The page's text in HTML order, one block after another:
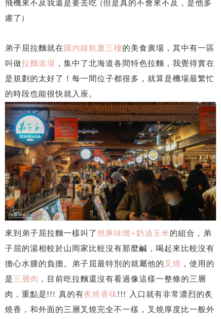
飛機來不及我還是要去吃 (但是真的不會來不及，是他多
慮了)
弟子屈拉麵就在國內線航廈三樓的美食廣場，其中有一區
叫做拉麵道場 ，集中了北海道各間特色拉麵，我覺得實在
是規劃的太好了！每一間位子都很多，就算是機場最繁忙
的時段也能很快就入座。
來到弟子屈拉麵一樣叫了燒豚味噌+奶油玉米的組合，弟
子屈的湯相較於山岡家比較沒有那麼鹹，喝起來比較沒有
擔心水腫的負擔。弟子屈最特別的就屬他的 叉燒 ，使用的
是三層肉 ，目前吃拉麵還沒有看過像這樣一整條的三層
肉，重點是!!! 真的有炙燒香味!!! 入口就有非常濃烈的炙
燒香，和外面的三層叉燒完全不一樣，叉燒厚度比一般外